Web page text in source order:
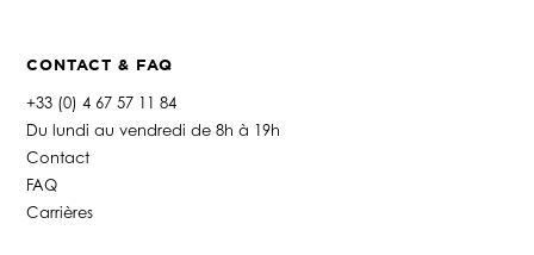
CONTACT & FAQ
+33 (0) 4 67 57 11 84
Du lundi au vendredi de 8h à 19h
Contact
FAQ
Carrières